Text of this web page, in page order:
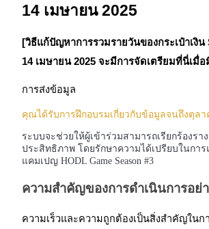
ข้อมูล
การวิเคราะห์ข้อมูลขนาดใหญ่ รวมถึง
แนะนำ
คู่มือเริ่มต้นฟิวเจอร์ส
14 เมษายน 2025
[วิธีแก้ปัญหาการรวมรายวันของกระเป๋าเงิ
14 เมษายน 2025 จะมีการจัดเตรียมที่นี่เมื่อ
การส่งข้อมูล
คุณได้รับการฝึกอบรมเกี่ยวกับข้อมูลจนถึงตุลาค
ระบบจะช่วยให้ผู้เข้าร่วมสามารถเรียกร้องรา
ประสิทธิภาพ โดยรักษาความได้เปรียบในกา
แคมเปญ HODL Game Season #3
ความสำคัญของการดำเนินการอย่
ความเร็วและความถูกต้องเป็นสิ่งสำคัญใน